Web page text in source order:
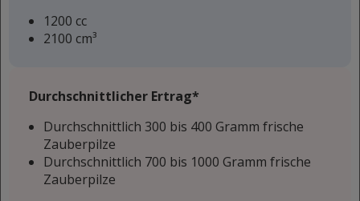
1200 cc
2100 cm³
Durchschnittlicher Ertrag*
Durchschnittlich 300 bis 400 Gramm frische
Zauberpilze
Durchschnittlich 700 bis 1000 Gramm frische
Zauberpilze